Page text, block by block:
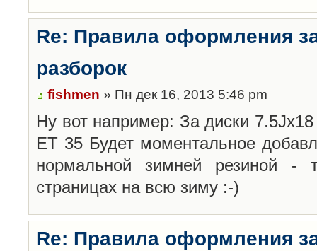
Re: Правила оформления
разборок
fishmen » Пн дек 16, 2013 5:46 pm
Ну вот например: За диски
ET 35 Будет моментальное
нормальной зимней резиной
страницах на всю зиму :-)
Re: Правила оформления